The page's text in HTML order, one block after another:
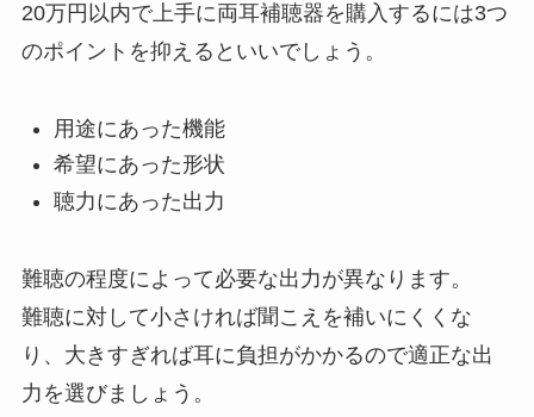
20万円以内で上手に両耳補聴器を購入するには3つ
のポイントを抑えるといいでしょう。
用途にあった機能
希望にあった形状
聴力にあった出力
難聴の程度によって必要な出力が異なります。
難聴に対して小さければ聞こえを補いにくくな
り、大きすぎれば耳に負担がかかるので適正な出
力を選びましょう。